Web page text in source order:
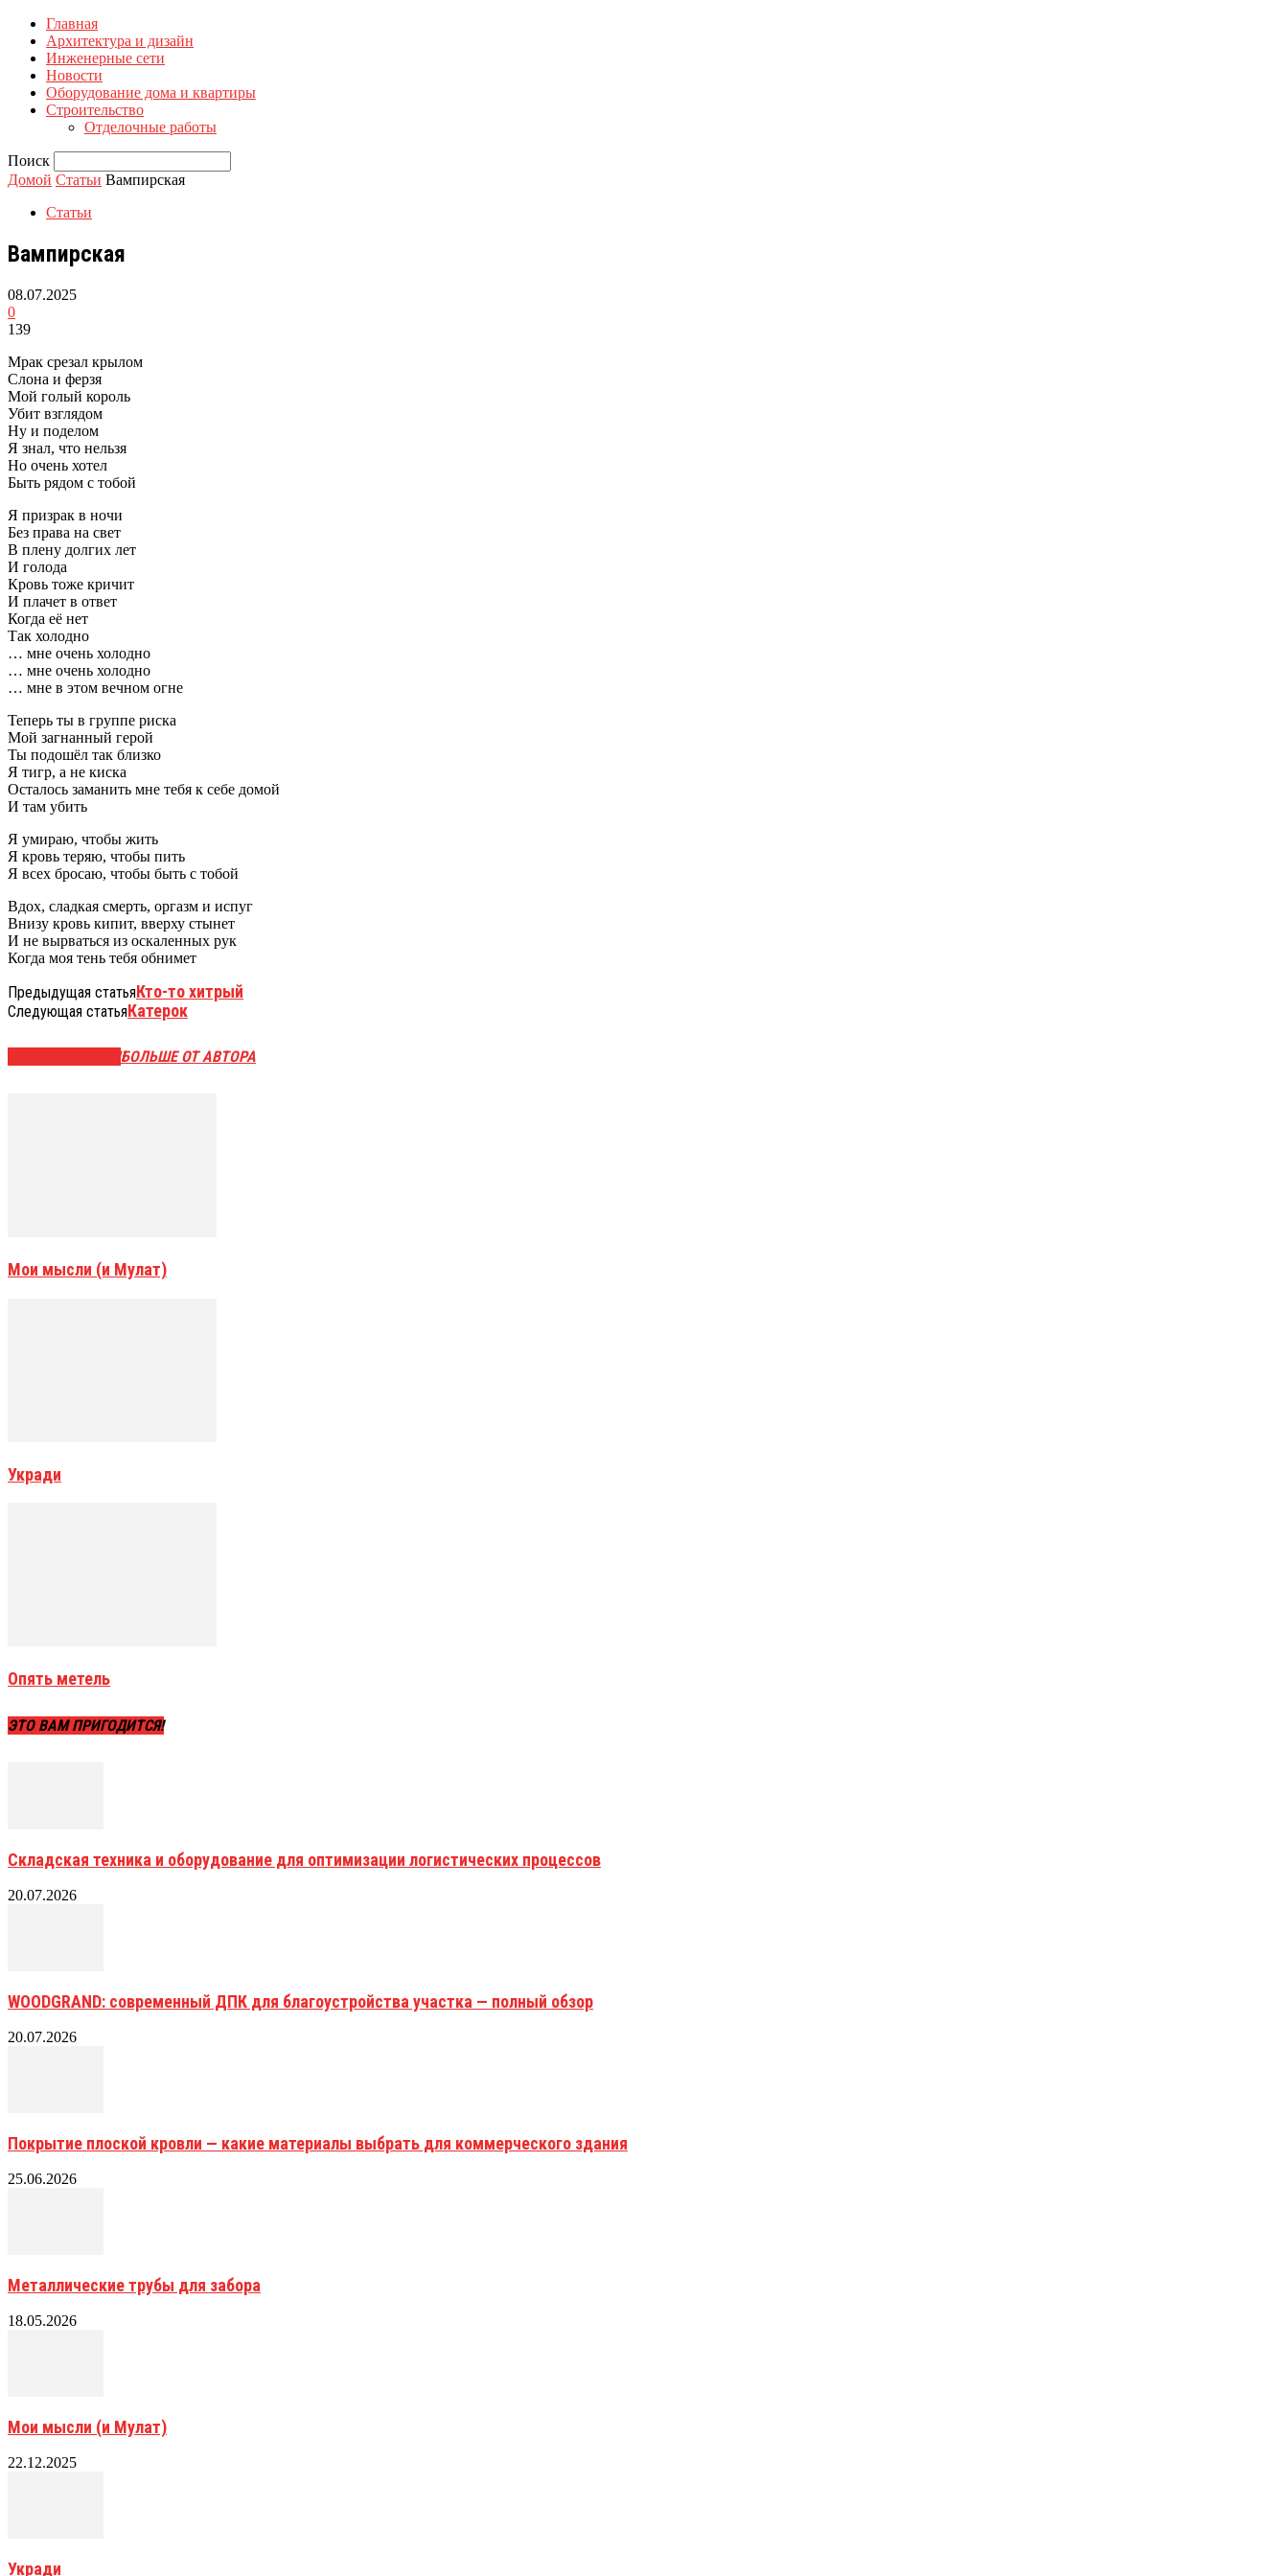
Главная
Архитектура и дизайн
Инженерные сети
Новости
Оборудование дома и квартиры
Строительство
Отделочные работы
Поиск
Домой Статьи Вампирская
Статьи
Вампирская
08.07.2025
0
139
Мрак срезал крылом
Слона и ферзя
Мой голый король
Убит взглядом
Ну и поделом
Я знал, что нельзя
Но очень хотел
Быть рядом с тобой
Я призрак в ночи
Без права на свет
В плену долгих лет
И голода
Кровь тоже кричит
И плачет в ответ
Когда её нет
Так холодно
… мне очень холодно
… мне очень холодно
… мне в этом вечном огне
Теперь ты в группе риска
Мой загнанный герой
Ты подошёл так близко
Я тигр, а не киска
Осталось заманить мне тебя к себе домой
И там убить
Я умираю, чтобы жить
Я кровь теряю, чтобы пить
Я всех бросаю, чтобы быть с тобой
Вдох, сладкая смерть, оргазм и испуг
Внизу кровь кипит, вверху стынет
И не вырваться из оскаленных рук
Когда моя тень тебя обнимет
Предыдущая статьяКто-то хитрый
Следующая статьяКатерок
БОЛЬШЕ ОТ АВТОРА
Мои мысли (и Мулат)
Укради
Опять метель
ЭТО ВАМ ПРИГОДИТСЯ!
Складская техника и оборудование для оптимизации логистических процессов
20.07.2026
WOODGRAND: современный ДПК для благоустройства участка — полный обзор
20.07.2026
Покрытие плоской кровли — какие материалы выбрать для коммерческого здания
25.06.2026
Металлические трубы для забора
18.05.2026
Мои мысли (и Мулат)
22.12.2025
Укради